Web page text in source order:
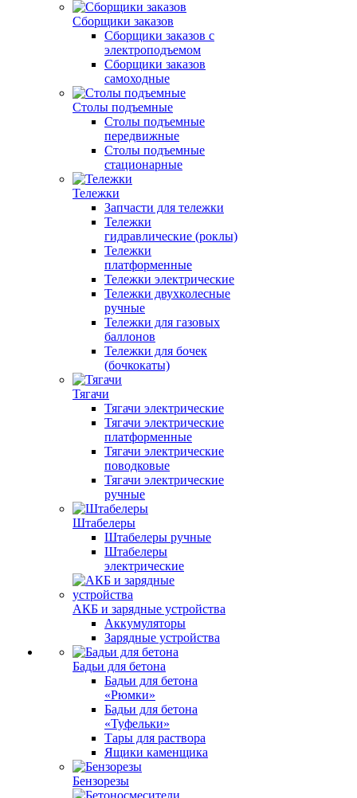
Сборщики заказов
Сборщики заказов с
электроподъемом
Сборщики заказов
самоходные
Столы подъемные
Столы подъемные
передвижные
Столы подъемные
стационарные
Тележки
Запчасти для тележки
Тележки
гидравлические (роклы)
Тележки
платформенные
Тележки электрические
Тележки двухколесные
ручные
Тележки для газовых
баллонов
Тележки для бочек
(бочкокаты)
Тягачи
Тягачи электрические
Тягачи электрические
платформенные
Тягачи электрические
поводковые
Тягачи электрические
ручные
Штабелеры
Штабелеры ручные
Штабелеры
электрические
АКБ и зарядные устройства
Аккумуляторы
Зарядные устройства
Бадьи для бетона
Бадьи для бетона
«Рюмки»
Бадьи для бетона
«Туфельки»
Тары для раствора
Ящики каменщика
Бензорезы